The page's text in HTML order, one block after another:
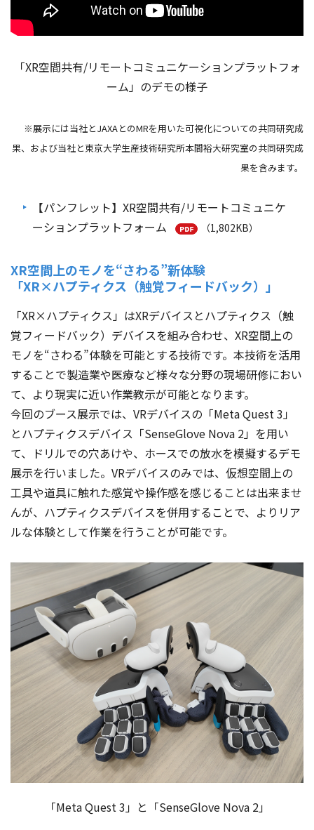
「XR空間共有/リモートコミュニケーションプラットフォ
ーム」のデモの様子
※展示には当社とJAXAとのMRを用いた可視化についての共同研究成
果、および当社と東京大学生産技術研究所本間裕大研究室の共同研究成
果を含みます。
【パンフレット】XR空間共有/リモートコミュニケ
ーションプラットフォーム
（1,802KB）
XR空間上のモノを“さわる”新体験
「XR×ハプティクス（触覚フィードバック）」
「XR×ハプティクス」はXRデバイスとハプティクス（触
覚フィードバック）デバイスを組み合わせ、XR空間上の
モノを“さわる”体験を可能とする技術です。本技術を活用
することで製造業や医療など様々な分野の現場研修におい
て、より現実に近い作業教示が可能となります。
今回のブース展示では、VRデバイスの「Meta Quest 3」
とハプティクスデバイス「SenseGlove Nova 2」を用い
て、ドリルでの穴あけや、ホースでの放水を模擬するデモ
展示を行いました。VRデバイスのみでは、仮想空間上の
工具や道具に触れた感覚や操作感を感じることは出来ませ
んが、ハプティクスデバイスを併用することで、よりリア
ルな体験として作業を行うことが可能です。
「Meta Quest 3」と「SenseGlove Nova 2」